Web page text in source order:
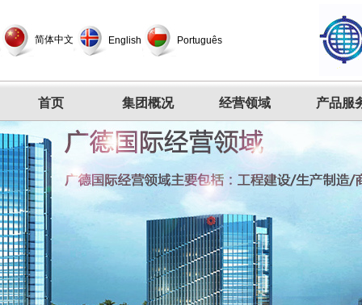
简体中文 English Português
首页 集团概况 经营领域 产品服